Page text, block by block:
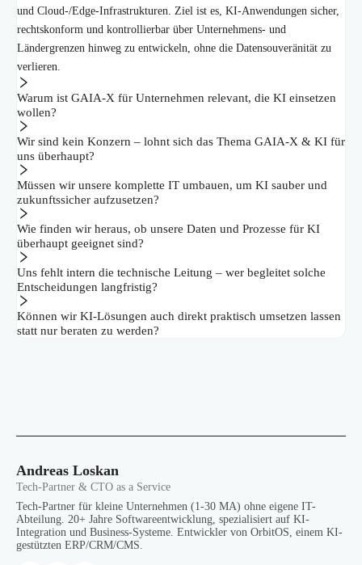
und Cloud-/Edge-Infrastrukturen. Ziel ist es, KI-Anwendungen sicher,
rechtskonform und kontrollierbar über Unternehmens- und
Ländergrenzen hinweg zu entwickeln, ohne die Datensouveränität zu
verlieren.
Warum ist GAIA-X für Unternehmen relevant, die KI einsetzen
wollen?
Wir sind kein Konzern – lohnt sich das Thema GAIA-X & KI für
uns überhaupt?
Müssen wir unsere komplette IT umbauen, um KI sauber und
zukunftssicher aufzusetzen?
Wie finden wir heraus, ob unsere Daten und Prozesse für KI
überhaupt geeignet sind?
Uns fehlt intern die technische Leitung – wer begleitet solche
Entscheidungen langfristig?
Können wir KI-Lösungen auch direkt praktisch umsetzen lassen
statt nur beraten zu werden?
Andreas Loskan
Tech-Partner & CTO as a Service
Tech-Partner für kleine Unternehmen (1-30 MA) ohne eigene IT-
Abteilung. 20+ Jahre Softwareentwicklung, spezialisiert auf KI-
Integration und Business-Systeme. Entwickler von OrbitOS, einem KI-
gestützten ERP/CRM/CMS.